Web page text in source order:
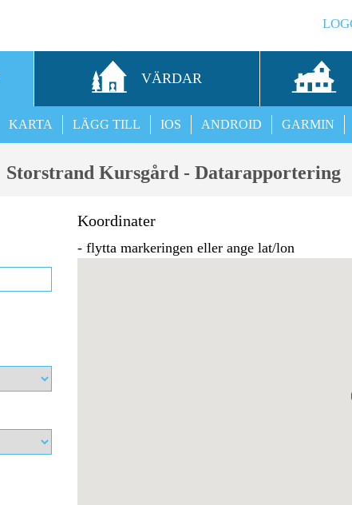
VÄRDAR
GARMIN
ANDROID
IOS
LÄGG TILL
KARTA
Storstrand Kursgård - Datarapportering
Koordinater
- flytta markeringen eller ange lat/lon